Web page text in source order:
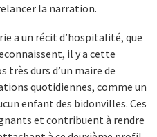
la narration.
a un récit d’hospitalité, que
il y a cette
très durs d’un maire de
quotidiennes, comme un
enfant des bidonvilles. Ces
et contribuent à rendre